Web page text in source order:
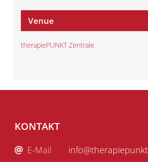
Venue
therapiePUNKT Zentrale
KONTAKT
E-Mail